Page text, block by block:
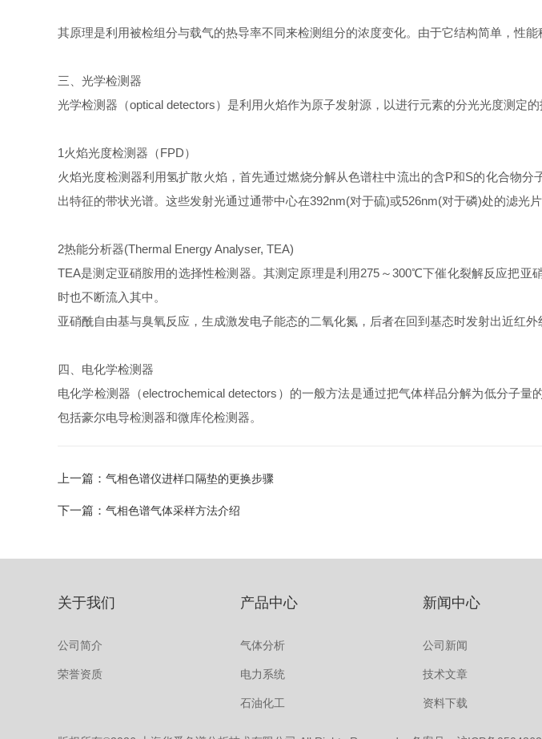
其原理是利用被检组分与载气的热导率不同来检测组分的浓度变化。由于它结构简单，性
三、光学检测器
光学检测器（optical detectors）是利用火焰作为原子发射源，以进行元素的分光光度测定的
1火焰光度检测器（FPD）
火焰光度检测器利用氢扩散火焰，首先通过燃烧分解从色谱柱中流出的含P和S的化合物
出特征的带状光谱。这些发射光通过通带中心在392nm(对于硫)或526nm(对于磷)处的滤光
2热能分析器(Thermal Energy Analyser, TEA)
TEA是测定亚硝胺用的选择性检测器。其测定原理是利用275～300℃下催化裂解反应把
时也不断流入其中。
亚硝酰自由基与臭氧反应，生成激发电子能态的二氧化氮，后者在回到基态时发射出近红外
四、电化学检测器
电化学检测器（electrochemical detectors）的一般方法是通过把气体样品分解为低分子
包括豪尔电导检测器和微库伦检测器。
上一篇： 气相色谱仪进样口隔垫的更换步骤
下一篇： 气相色谱气体采样方法介绍
关于我们
公司简介
荣誉资质
产品中心
气体分析
电力系统
石油化工
新闻中心
公司新闻
技术文章
资料下载